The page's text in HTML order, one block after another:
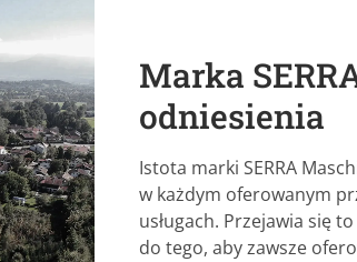
Marka
odniesienia
Istota marki SERRA
w każdym oferowanym
usługach. Przejawia się
do tego, aby zawsze